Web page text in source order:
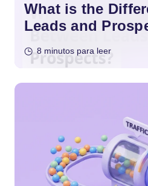
What is the
Leads and
8 minutos para leer